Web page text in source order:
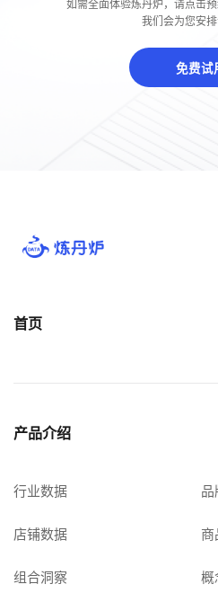
如需全面体验炼丹炉，请点击
我们会为您安
免费试
首页
产品介绍
行业数据 品
店铺数据 商
组合洞察 概